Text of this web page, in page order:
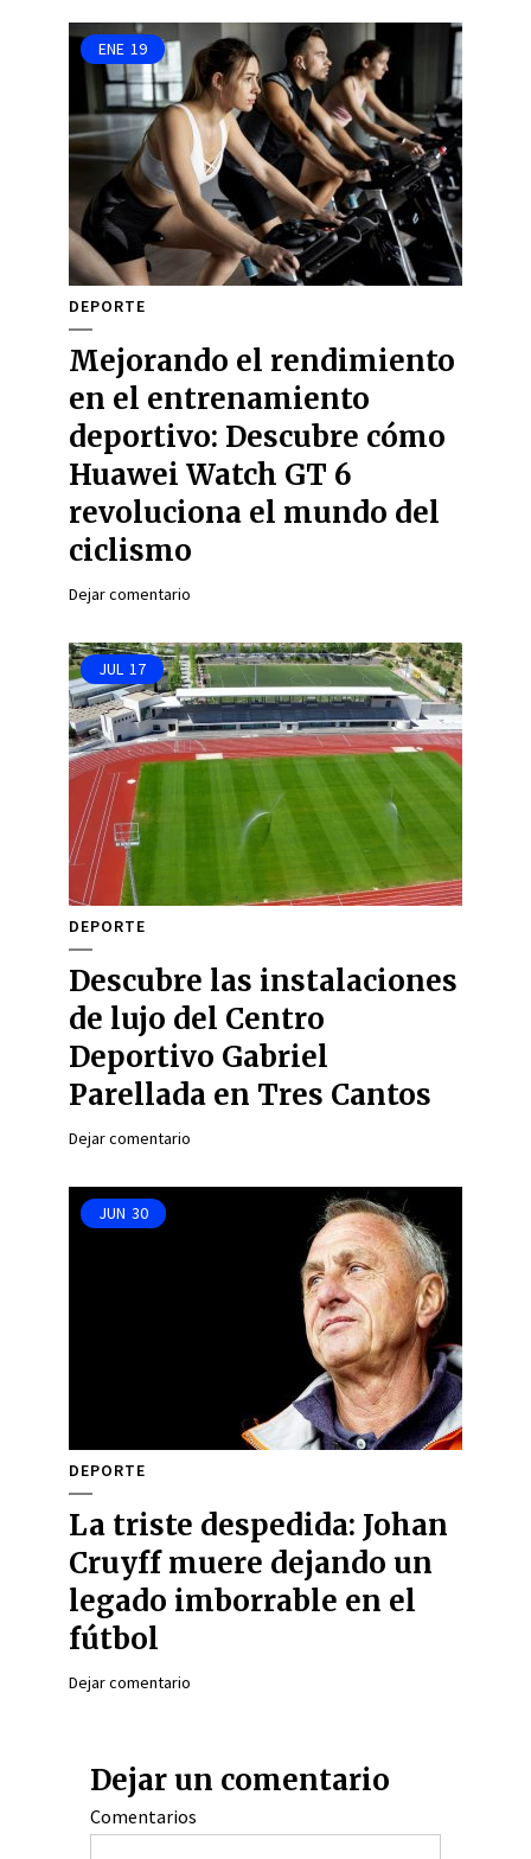
ENE 19
DEPORTE
Mejorando el rendimiento
en el entrenamiento
deportivo: Descubre cómo
Huawei Watch GT 6
revoluciona el mundo del
ciclismo
Dejar comentario
JUL 17
DEPORTE
Descubre las instalaciones
de lujo del Centro
Deportivo Gabriel
Parellada en Tres Cantos
Dejar comentario
JUN 30
DEPORTE
La triste despedida: Johan
Cruyff muere dejando un
legado imborrable en el
fútbol
Dejar comentario
Dejar un comentario
Comentarios